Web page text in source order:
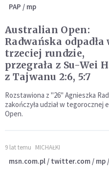
PAP / mp
Australian Open:
Radwańska odpadła
trzeciej rundzie,
przegrała z Su-Wei
z Tajwanu 2:6, 5:7
Rozstawiona z "26" Agnieszka
zakończyła udział w
Open.
9 lat temu MICHAŁKI
msn.com.pl / twitter.com / mp